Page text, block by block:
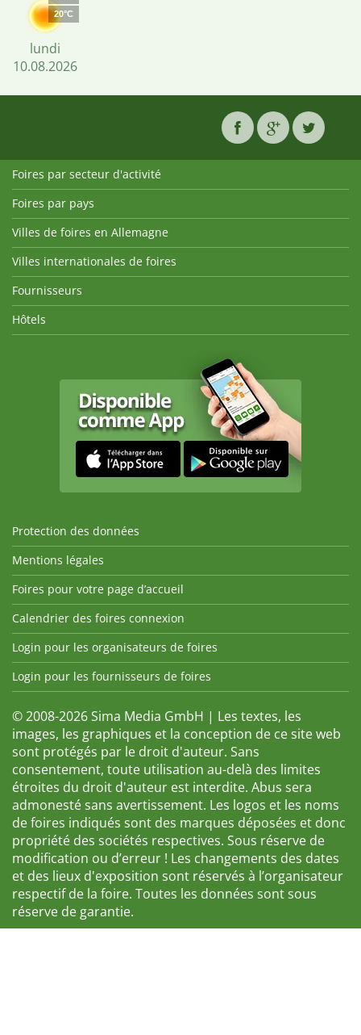
20°C
lundi
10.08.2026
Foires par secteur d'activité
Foires par pays
Villes de foires en Allemagne
Villes internationales de foires
Fournisseurs
Hôtels
Protection des données
Mentions légales
Foires pour votre page d’accueil
Calendrier des foires connexion
Login pour les organisateurs de foires
Login pour les fournisseurs de foires
© 2008-2026 Sima Media GmbH | Les textes, les
images, les graphiques et la conception de ce site web
sont protégés par le droit d'auteur. Sans
consentement, toute utilisation au-delà des limites
étroites du droit d'auteur est interdite. Abus sera
admonesté sans avertissement. Les logos et les noms
de foires indiqués sont des marques déposées et donc
propriété des sociétés respectives. Sous réserve de
modification ou d’erreur ! Les changements des dates
et des lieux d'exposition sont réservés à l’organisateur
respectif de la foire. Toutes les données sont sous
réserve de garantie.